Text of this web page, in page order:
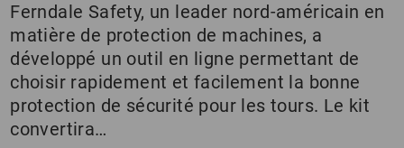
Ferndale Safety, un leader nord-américain en
matière de protection de machines, a
développé un outil en ligne permettant de
choisir rapidement et facilement la bonne
protection de sécurité pour les tours. Le kit
convertira…